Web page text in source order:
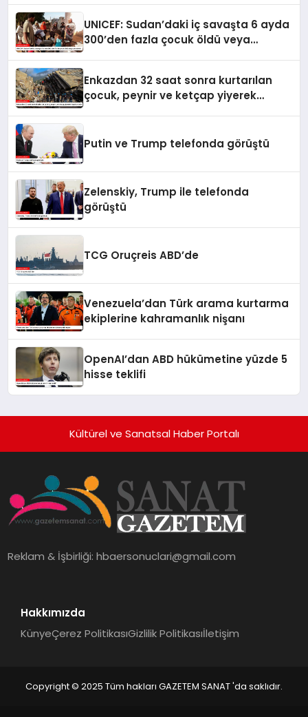
UNICEF: Sudan’daki iç savaşta 6 ayda
300’den fazla çocuk öldü veya
Enkazdan 32 saat sonra kurtarılan
çocuk, peynir ve ketçap yiyerek
Putin ve Trump telefonda görüştü
Zelenskiy, Trump ile telefonda
görüştü
TCG Oruçreis ABD’de
Venezuela’dan Türk arama kurtarma
ekiplerine kahramanlık nişanı
OpenAI’dan ABD hükümetine yüzde 5
hisse teklifi
Kültürel ve Sanatsal Haber Portalı
Reklam & İşbirliği:hbaersonuclari@gmail.com
Hakkımızda
KünyeÇerez PolitikasıGizlilik Politikasıİletişim
Copyright © 2025 Tüm hakları GAZETEM SANAT 'da saklıdır.